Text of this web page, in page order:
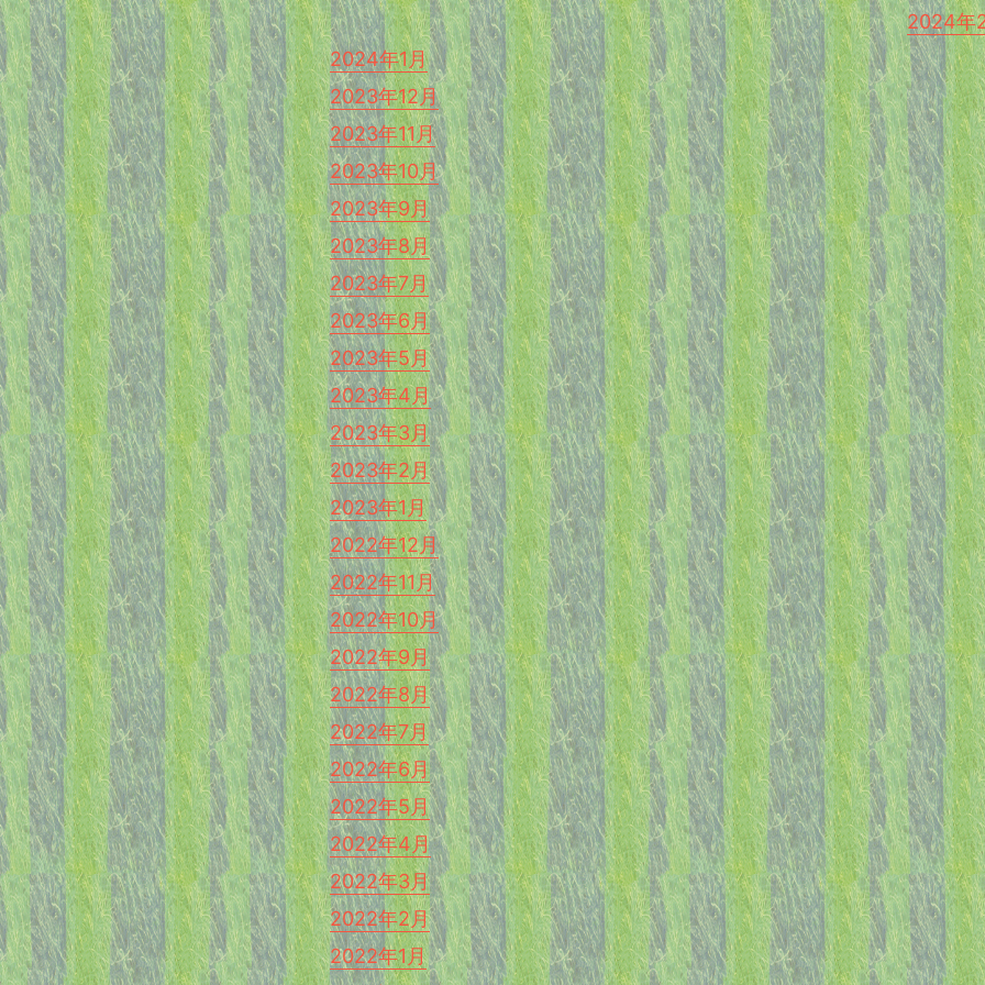
2024年
2024年1月
2023年12月
2023年11月
2023年10月
2023年9月
2023年8月
2023年7月
2023年6月
2023年5月
2023年4月
2023年3月
2023年2月
2023年1月
2022年12月
2022年11月
2022年10月
2022年9月
2022年8月
2022年7月
2022年6月
2022年5月
2022年4月
2022年3月
2022年2月
2022年1月